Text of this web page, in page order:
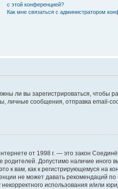
с этой конференцией?
Как мне связаться с администратором
ли вы зарегистрироваться, чтобы
сообщения, отправка email-
от 1998 г. — это закон
Допустимо наличие иного
вам, как к регистрирующемуся на
не может давать рекомендаций
использования и/или